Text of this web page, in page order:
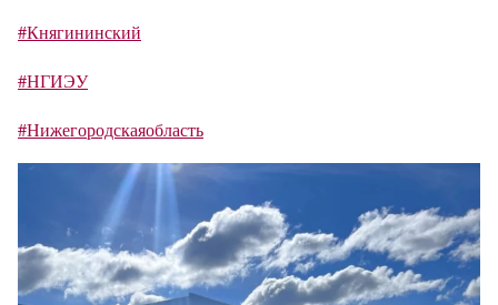
#Княгининский
#НГИЭУ
#Нижегородскаяобласть